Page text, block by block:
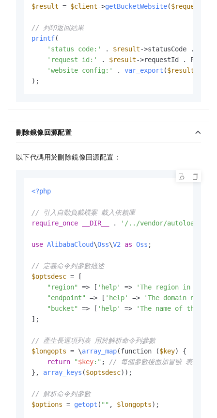
$result = $client->getBucketWebsite($request
// 列印返回結果
printf(
'status code:'
. $result->statusCode .
'request id:'
. $result->requestId .
'website config:'
. var_export ($result
刪除鏡像回源配置
以下代碼用於刪除鏡像回源配置：
<?php
// 引入自動負載檔案 載入依賴庫
require_once
__DIR__ . '/../vendor/autoload.php'
use AlibabaCloud\Oss\V2 as Oss ;
// 定義命令列參數描述
$optsdesc = [
"region"
=> [ 'help' =>
'The region in
"endpoint"
=> [ 'help' =>
'The domain
"bucket"
=> [ 'help' =>
'The name of the
];
// 產生長選項列表 用於解析命令列參數
$longopts = \array_map(function ($key) {
return
"$key:" ;
// 每個參數後面加冒號 表示需要
}, array_keys ($optsdesc));
// 解析命令列參數
$options = getopt ( "" , $longopts);